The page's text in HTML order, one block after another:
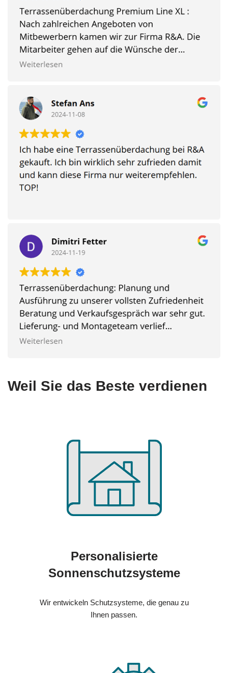
Weil Sie das Beste verdienen
Personalisierte
Sonnenschutzsysteme
Wir entwickeln Schutzsysteme, die genau zu
Ihnen passen.